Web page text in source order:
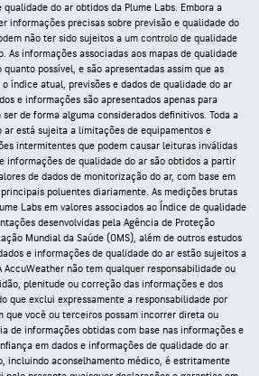
do ar obtidos da Plume Labs. Embora a
informações precisas sobre previsão e qualidade do
não ter sido sujeitos a um controlo de qualidade
As informações associadas aos mapas de qualidade
possível, e são apresentadas assim que as
índice atual, previsões e dados de qualidade do ar
e informações são apresentados apenas para
de forma alguma considerados definitivos. Toda a
ar está sujeita a limitações de equipamentos e
intermitentes que podem causar leituras inválidas
informações de qualidade do ar são obtidos a partir
de dados de monitorização do ar, com base em
poluentes diariamente. As medições brutas
Labs em valores associados ao Índice de qualidade
desenvolvidas pela Agência de Proteção
Mundial da Saúde (OMS), além de outros estudos
e informações de qualidade do ar estão sujeitos a
não tem qualquer responsabilidade ou
plenitude ou correção das informações e dos
que exclui expressamente a responsabilidade por
que você ou terceiros possam incorrer direta ou
de informações obtidas com base nas informações e
em dados e informações de qualidade do ar
incluindo aconselhamento médico, é estritamente